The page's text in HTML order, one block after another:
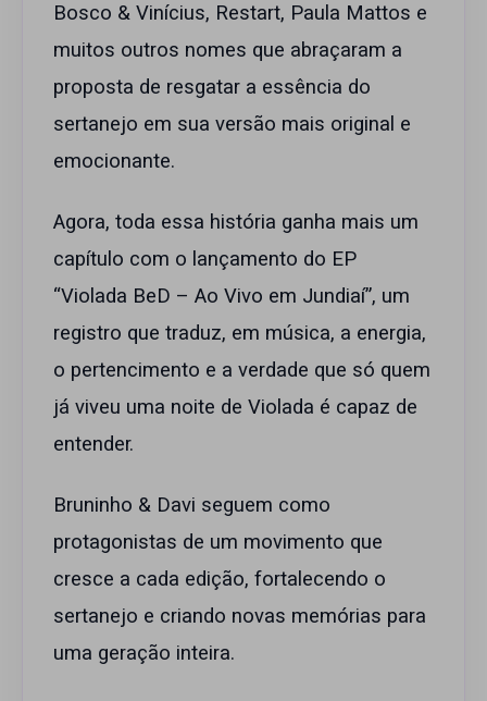
Bosco & Vinícius, Restart, Paula Mattos e
muitos outros nomes que abraçaram a
proposta de resgatar a essência do
sertanejo em sua versão mais original e
emocionante.
Agora, toda essa história ganha mais um
capítulo com o lançamento do EP
“Violada BeD – Ao Vivo em Jundiaí”, um
registro que traduz, em música, a energia,
o pertencimento e a verdade que só quem
já viveu uma noite de Violada é capaz de
entender.
Bruninho & Davi seguem como
protagonistas de um movimento que
cresce a cada edição, fortalecendo o
sertanejo e criando novas memórias para
uma geração inteira.